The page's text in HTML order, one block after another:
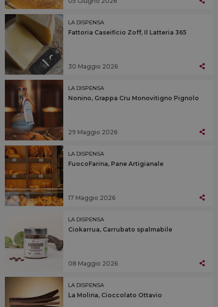
LA DISPENSA
Fattoria Caseificio Zoff, Il Latteria 365
30 Maggio 2026
LA DISPENSA
Nonino, Grappa Cru Monovitigno Pignolo
29 Maggio 2026
LA DISPENSA
FuocoFarina, Pane Artigianale
17 Maggio 2026
LA DISPENSA
Ciokarrua, Carrubato spalmabile
08 Maggio 2026
LA DISPENSA
La Molina, Cioccolato Ottavio